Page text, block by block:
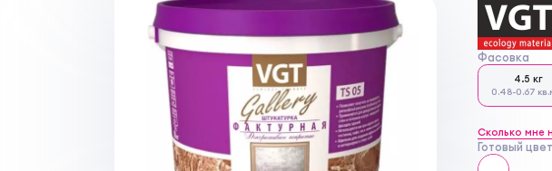
Фасовка
4.5 кг
0.48-0.67
Сколько мне
Готовый цвет